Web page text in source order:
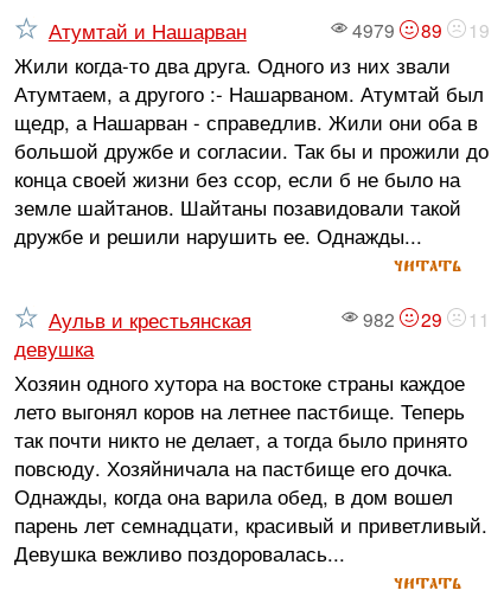
4979 89 19
Атумтай и Нашарван
Жили когда-то два друга. Одного из них звали
Атумтаем, а другого :- Нашарваном. Атумтай был
щедр, а Нашарван - справедлив. Жили они оба в
большой дружбе и согласии. Так бы и прожили до
конца своей жизни без ссор, если б не было на
земле шайтанов. Шайтаны позавидовали такой
дружбе и решили нарушить ее. Однажды...
читать
982 29 11
Аульв и крестьянская
девушка
Хозяин одного хутора на востоке страны каждое
лето выгонял коров на летнее пастбище. Теперь
так почти никто не делает, а тогда было принято
повсюду. Хозяйничала на пастбище его дочка.
Однажды, когда она варила обед, в дом вошел
парень лет семнадцати, красивый и приветливый.
Девушка вежливо поздоровалась...
читать